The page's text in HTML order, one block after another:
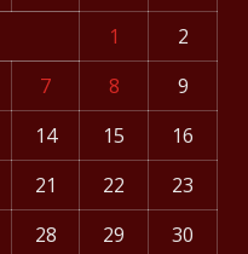
1
2
7 8
9
14 15
16
21 22
23
28 29 30